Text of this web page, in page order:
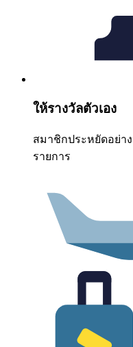
ให้รางวัลตัวเอง
สมาชิกประหยัดอย่าง
รายการ